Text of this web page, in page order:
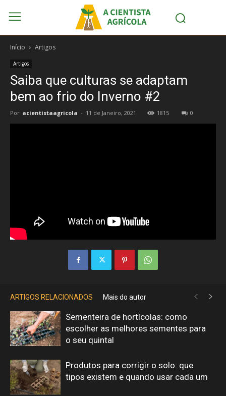
Início Artigos
Artigos
Saiba que culturas se adaptam
bem ao frio do Inverno #2
Por acientistaagricola - 11 de Janeiro, 2021 1815 0
ARTIGOS RELACIONADOS Mais do autor
Sementeira de hortícolas: como
escolher as melhores sementes para
o seu quintal
Produtos para corrigir o solo: que
tipos existem e quando usar cada um